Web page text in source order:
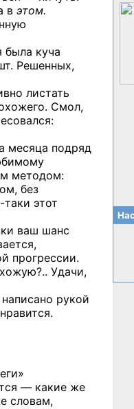
в этом.
была куча
Решенных,
листать
Смол,
месяца подряд
методом:
без
этот
ваш шанс
прогрессии.
Удачи,
рукой
— какие же
словам,